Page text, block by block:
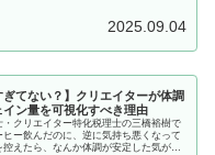
2025.09.04
ぎてない？】クリエイターが体調
ン量を可視化すべき理由
・クリエイター特化税理士の三橋裕樹で
ー飲んだのに、逆に気持ち悪くなって
えたら、なんか体調が安定した気がす